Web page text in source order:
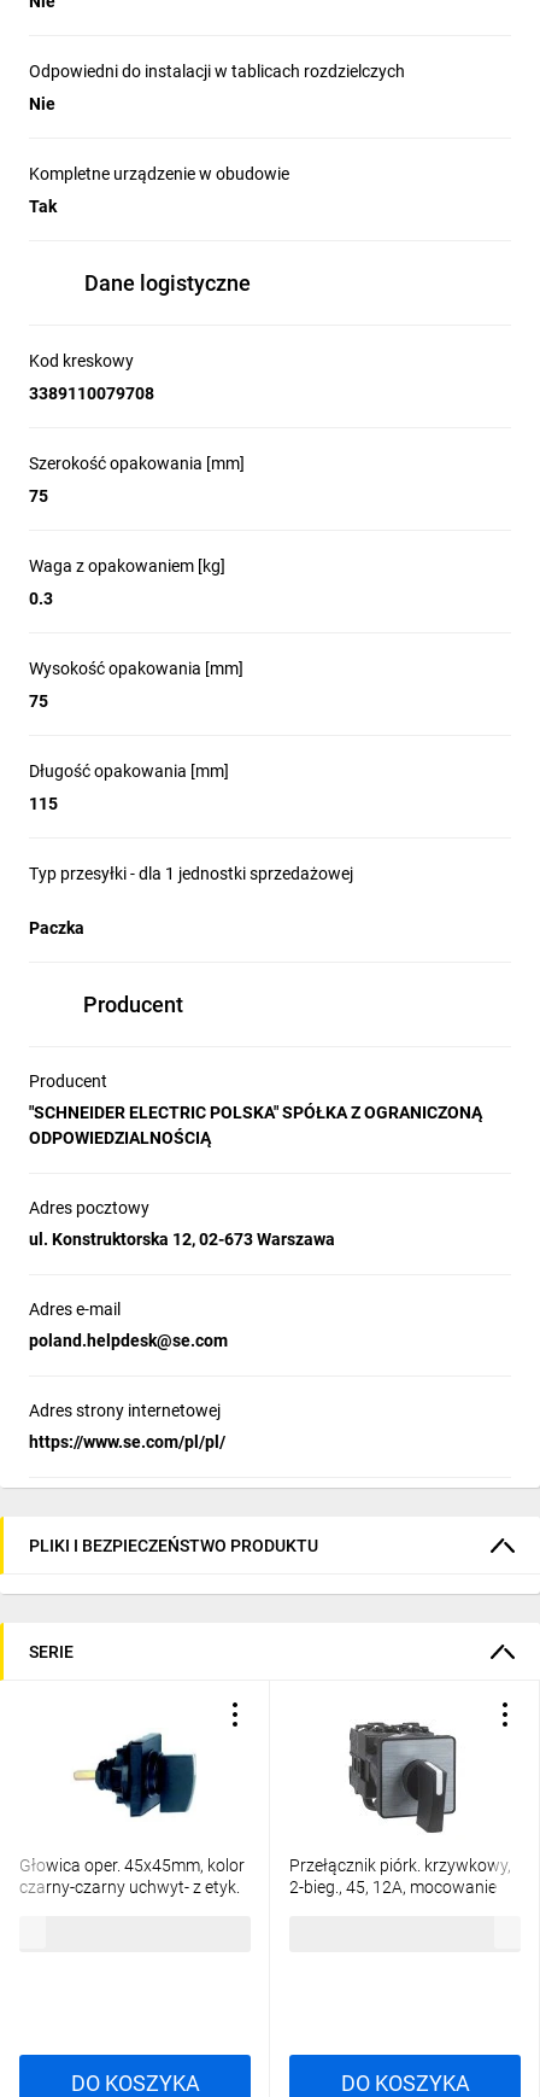
Odpowiedni do instalacji w tablicach rozdzielczych
Nie
Kompletne urządzenie w obudowie
Tak
Dane logistyczne
Kod kreskowy
3389110079708
Szerokość opakowania [mm]
75
Waga z opakowaniem [kg]
0.3
Wysokość opakowania [mm]
75
Długość opakowania [mm]
115
Typ przesyłki - dla 1 jednostki sprzedażowej
Paczka
Producent
Producent
"SCHNEIDER ELECTRIC POLSKA" SPÓŁKA Z OGRANICZONĄ
ODPOWIEDZIALNOŚCIĄ
Adres pocztowy
ul. Konstruktorska 12, 02-673 Warszawa
Adres e-mail
poland.helpdesk@se.com
Adres strony internetowej
https://www.se.com/pl/pl/
PLIKI I BEZPIECZEŃSTWO PRODUKTU
SERIE
Głowica oper. 45x45mm, kolor
czarny-czarny uchwyt- z etyk.
DO KOSZYKA
Przełącznik piórk. krzywkowy,
2-bieg., 45, 12A, mocowanie
DO KOSZYKA